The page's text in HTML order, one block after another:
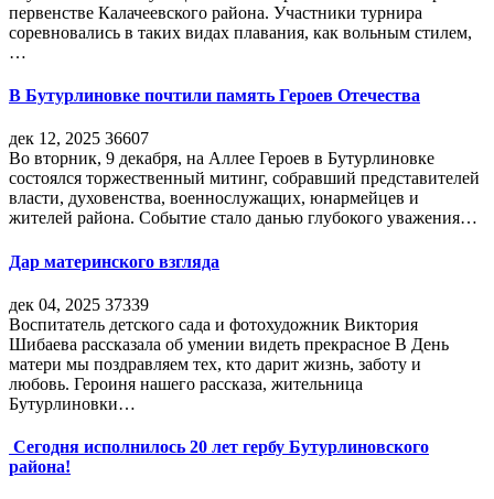
первенстве Калачеевского района. Участники турнира
соревновались в таких видах плавания, как вольным стилем,
…
В Бутурлиновке почтили память Героев Отечества
дек 12, 2025 36607
Во вторник, 9 декабря, на Аллее Героев в Бутурлиновке
состоялся торжественный митинг, собравший представителей
власти, духовенства, военнослужащих, юнармейцев и
жителей района. Событие стало данью глубокого уважения…
Дар материнского взгляда
дек 04, 2025 37339
Воспитатель детского сада и фотохудожник Виктория
Шибаева рассказала об умении видеть прекрасное В День
матери мы поздравляем тех, кто дарит жизнь, заботу и
любовь. Героиня нашего рассказа, жительница
Бутурлиновки…
Сегодня исполнилось 20 лет гербу Бутурлиновского
района!